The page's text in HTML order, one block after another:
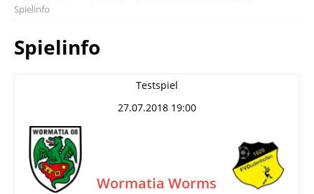
Spielinfo
Spielinfo
Testspiel
27.07.2018 19:00
Wormatia Worms